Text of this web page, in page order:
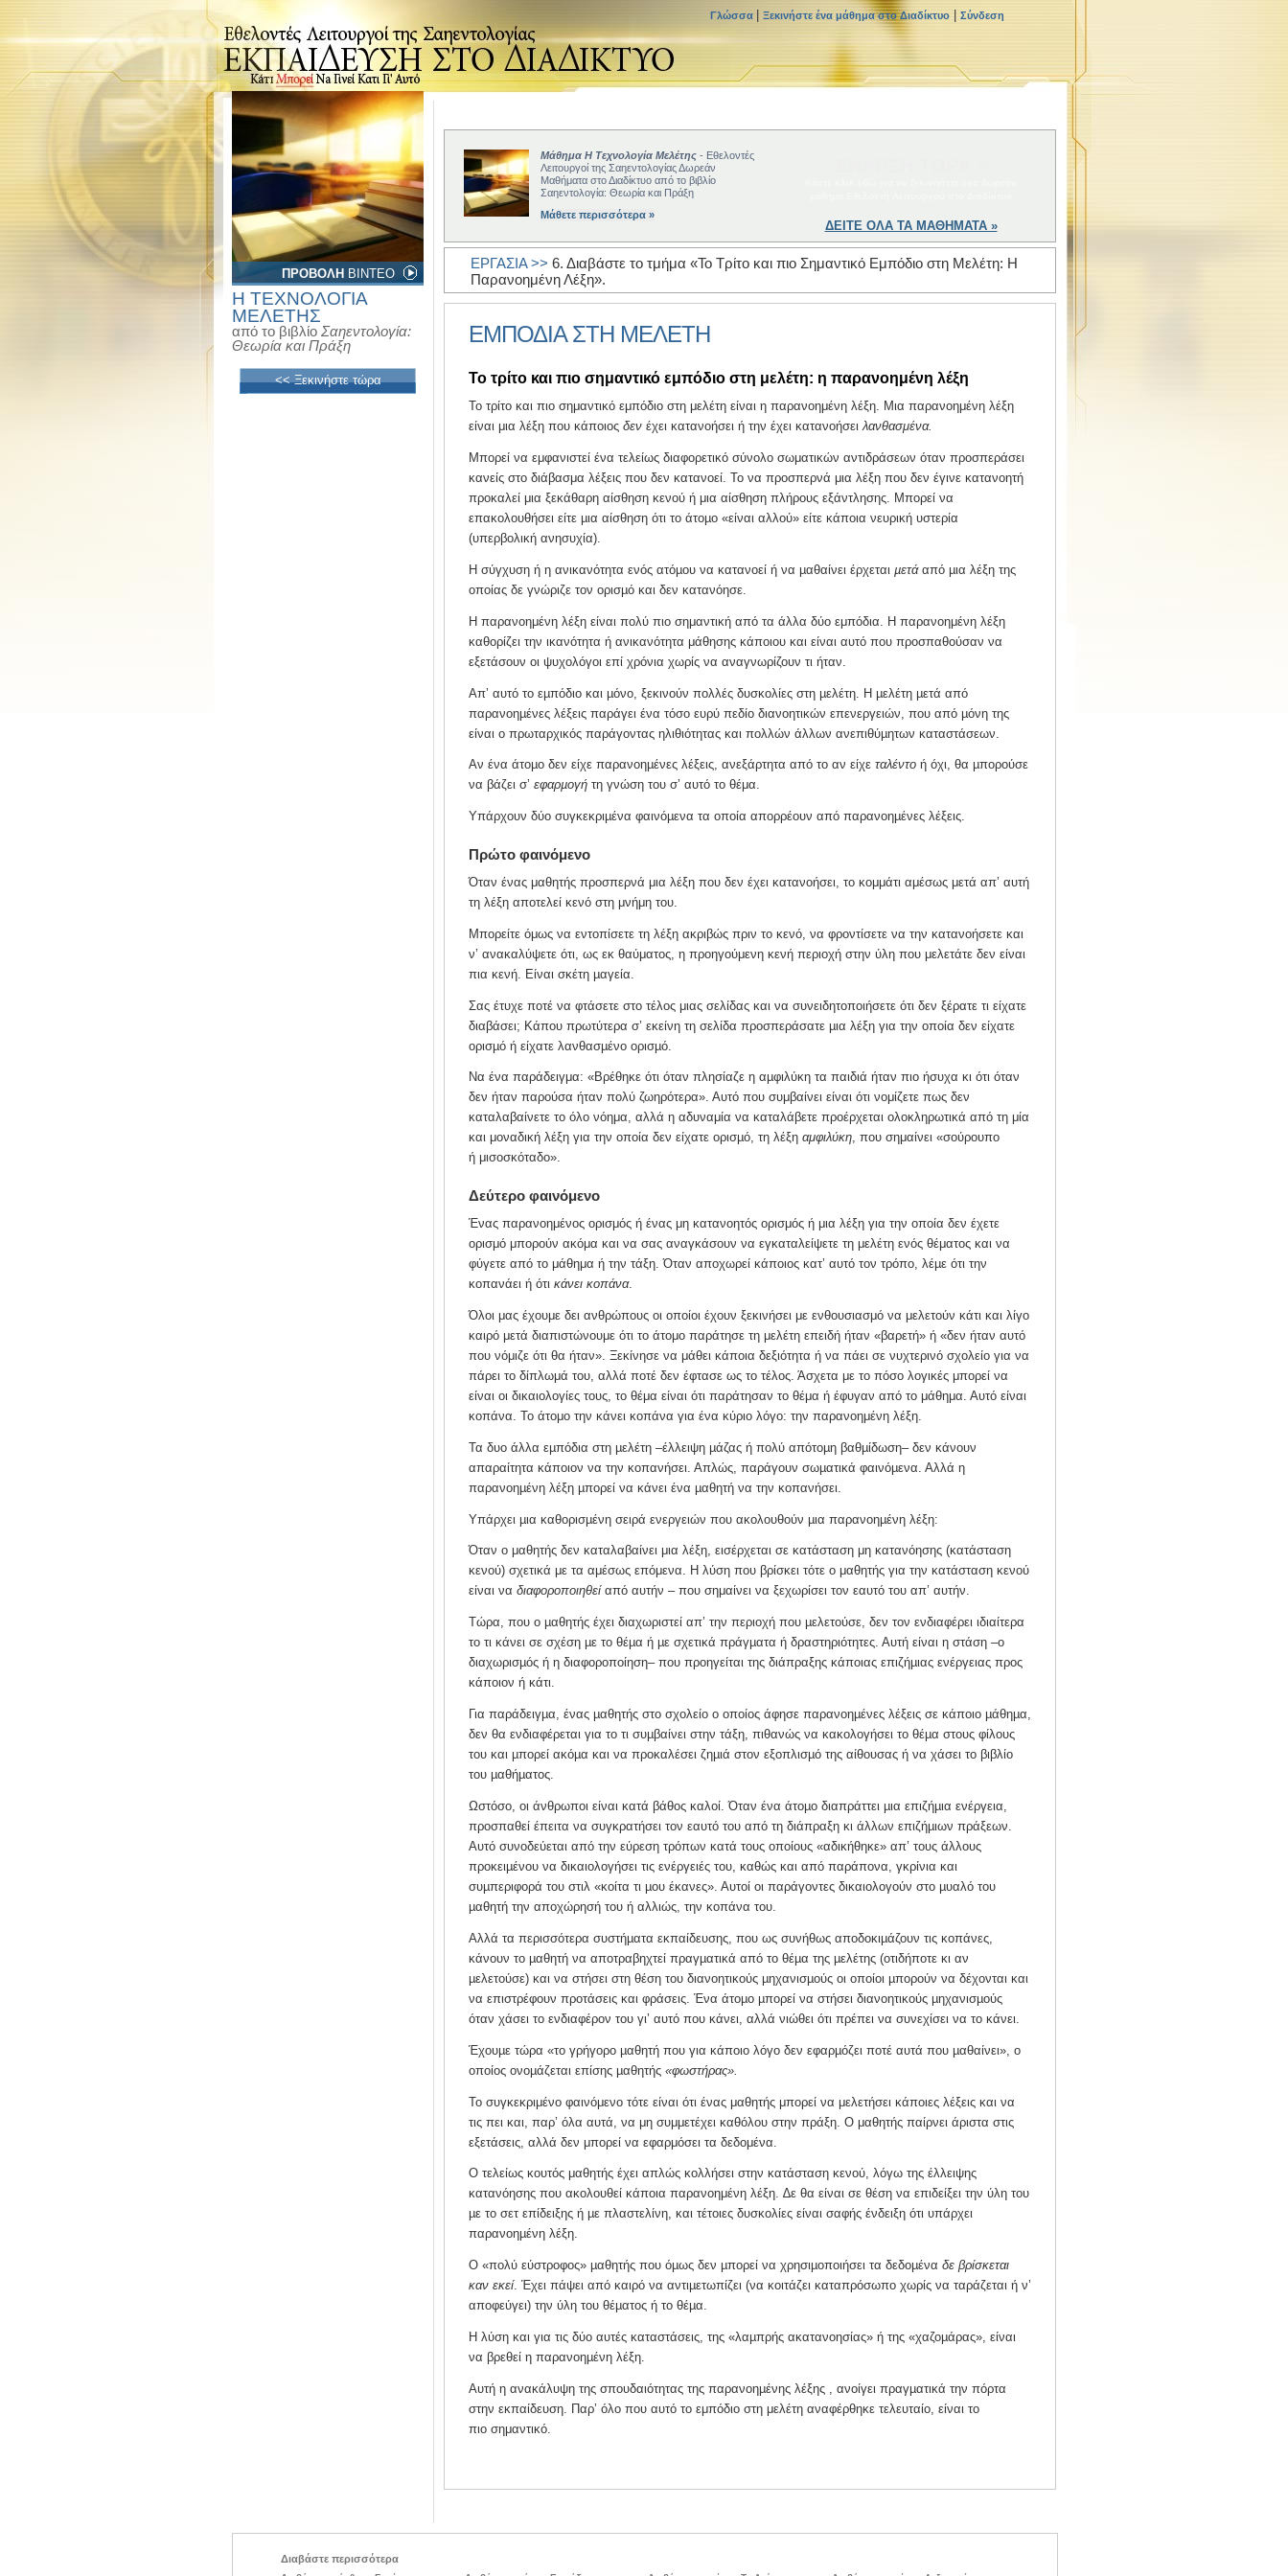
Γλώσσα Ξεκινήστε ένα μάθημα στο Διαδίκτυο Σύνδεση
ΠΡΟΒΟΛΗ ΒΙΝΤΕΟ
Η ΤΕΧΝΟΛΟΓΙΑ
ΜΕΛΕΤΗΣ
από το βιβλίο Σαηεντολογία:
Θεωρία και Πράξη
<< Ξεκινήστε τώρα
Μάθημα Η Τεχνολογία Μελέτης - Εθελοντές
Λειτουργοί της Σαηεντολογίας Δωρεάν
Μαθήματα στο Διαδίκτυο από το βιβλίο
Σαηεντολογία: Θεωρία και Πράξη
Μάθετε περισσότερα »
ΔΕΙΤΕ ΟΛΑ ΤΑ ΜΑΘΗΜΑΤΑ »
ΕΡΓΑΣΙΑ >> 6. Διαβάστε το τμήμα «Το Τρίτο και πιο Σημαντικό Εμπόδιο στη Μελέτη: Η
Παρανοημένη Λέξη».
ΕΜΠΟΔΙΑ ΣΤΗ ΜΕΛΕΤΗ
Το τρίτο και πιο σημαντικό εμπόδιο στη μελέτη: η παρανοημένη λέξη
Το τρίτο και πιο σημαντικό εμπόδιο στη μελέτη είναι η παρανοημένη λέξη. Μια παρανοημένη λέξη
είναι μια λέξη που κάποιος δεν έχει κατανοήσει ή την έχει κατανοήσειλανθασμένα.
Μπορεί να εμφανιστεί ένα τελείως διαφορετικό σύνολο σωματικών αντιδράσεων όταν προσπεράσει
κανείς στο διάβασμα λέξεις που δεν κατανοεί. Το να προσπερνά μια λέξη που δεν έγινε κατανοητή
προκαλεί μια ξεκάθαρη αίσθηση κενού ή μια αίσθηση πλήρους εξάντλησης. Μπορεί να
επακολουθήσει είτε µια αίσθηση ότι το άτοµο «είναι αλλού» είτε κάποια νευρική υστερία
(υπερβολική ανησυχία).
Η σύγχυση ή η ανικανότητα ενός ατόµου να κατανοεί ή να µαθαίνει έρχεται µετάαπό µια λέξη της
οποίας δε γνώριζε τον ορισµό και δεν κατανόησε.
Η παρανοημένη λέξη είναι πολύ πιο σημαντική από τα άλλα δύο εμπόδια. Η παρανοημένη λέξη
καθορίζει την ικανότητα ή ανικανότητα μάθησης κάποιου και είναι αυτό που προσπαθούσαν να
εξετάσουν οι ψυχολόγοι επί χρόνια χωρίς να αναγνωρίζουν τι ήταν.
Απ’ αυτό το εµπόδιο και µόνο, ξεκινούν πολλές δυσκολίες στη µελέτη. Η µελέτη µετά από
παρανοηµένες λέξεις παράγει ένα τόσο ευρύ πεδίο διανοητικών επενεργειών, που από µόνη της
είναι ο πρωταρχικός παράγοντας ηλιθιότητας και πολλών άλλων ανεπιθύµητων καταστάσεων.
Αν ένα άτοµο δεν είχε παρανοηµένες λέξεις, ανεξάρτητα από το αν είχε ταλέντο ή όχι, θα µπορούσε
να βάζει σ’ εφαρµογή τη γνώση του σ’ αυτό το θέμα.
Υπάρχουν δύο συγκεκριµένα φαινόµενα τα οποία απορρέουν από παρανοηµένες λέξεις.
Πρώτο φαινόμενο
Όταν ένας μαθητής προσπερνά μια λέξη που δεν έχει κατανοήσει, το κομμάτι αμέσως μετά απ’ αυτή
τη λέξη αποτελεί κενό στη μνήμη του.
Μπορείτε όμως να εντοπίσετε τη λέξη ακριβώς πριν το κενό, να φροντίσετε να την κατανοήσετε και
ν’ ανακαλύψετε ότι, ως εκ θαύματος, η προηγούμενη κενή περιοχή στην ύλη που μελετάτε δεν είναι
πια κενή. Είναι σκέτη µαγεία.
Σας έτυχε ποτέ να φτάσετε στο τέλος μιας σελίδας και να συνειδητοποιήσετε ότι δεν ξέρατε τι είχατε
διαβάσει; Κάπου πρωτύτερα σ’ εκείνη τη σελίδα προσπεράσατε µια λέξη για την οποία δεν είχατε
ορισµό ή είχατε λανθασµένο ορισµό.
Να ένα παράδειγμα: «Βρέθηκε ότι όταν πλησίαζε η αµφιλύκη τα παιδιά ήταν πιο ήσυχα κι ότι όταν
δεν ήταν παρούσα ήταν πολύ ζωηρότερα». Αυτό που συμβαίνει είναι ότι νομίζετε πως δεν
καταλαβαίνετε το όλο νόημα, αλλά η αδυναμία να καταλάβετε προέρχεται ολοκληρωτικά από τη μία
και μοναδική λέξη για την οποία δεν είχατε ορισµό, τη λέξη αμφιλύκη, που σημαίνει «σούρουπο
ή μισοσκόταδο».
Δεύτερο φαινόμενο
Ένας παρανοημένος ορισμός ή ένας μη κατανοητός ορισμός ή μια λέξη για την οποία δεν έχετε
ορισμό μπορούν ακόμα και να σας αναγκάσουν να εγκαταλείψετε τη μελέτη ενός θέματος και να
φύγετε από το μάθημα ή την τάξη. Όταν αποχωρεί κάποιος κατ’ αυτό τον τρόπο, λέµε ότι την
κοπανάει ή ότι κάνει κοπάνα.
Όλοι μας έχουμε δει ανθρώπους οι οποίοι έχουν ξεκινήσει με ενθουσιασμό να μελετούν κάτι και λίγο
καιρό μετά διαπιστώνουμε ότι το άτομο παράτησε τη μελέτη επειδή ήταν «βαρετή» ή «δεν ήταν αυτό
που νόμιζε ότι θα ήταν». Ξεκίνησε να μάθει κάποια δεξιότητα ή να πάει σε νυχτερινό σχολείο για να
πάρει το δίπλωμά του, αλλά ποτέ δεν έφτασε ως το τέλος. Άσχετα με το πόσο λογικές μπορεί να
είναι οι δικαιολογίες τους, το θέμα είναι ότι παράτησαν το θέμα ή έφυγαν από το μάθημα. Αυτό είναι
κοπάνα. Το άτομο την κάνει κοπάνα για ένα κύριο λόγο: την παρανοημένη λέξη.
Τα δυο άλλα εµπόδια στη µελέτη –έλλειψη µάζας ή πολύ απότοµη βαθµίδωση– δεν κάνουν
απαραίτητα κάποιον να την κοπανήσει. Απλώς, παράγουν σωµατικά φαινόµενα. Αλλά η
παρανοηµένη λέξη µπορεί να κάνει ένα µαθητή να την κοπανήσει.
Υπάρχει µια καθορισµένη σειρά ενεργειών που ακολουθούν µια παρανοηµένη λέξη:
Όταν ο μαθητής δεν καταλαβαίνει μια λέξη, εισέρχεται σε κατάσταση μη κατανόησης (κατάσταση
κενού) σχετικά με τα αμέσως επόμενα. Η λύση που βρίσκει τότε ο μαθητής για την κατάσταση κενού
είναι να διαφοροποιηθεί από αυτήν – που σημαίνει να ξεχωρίσει τον εαυτό του απ’ αυτήν.
Τώρα, που ο µαθητής έχει διαχωριστεί απ’ την περιοχή που µελετούσε, δεν τον ενδιαφέρει ιδιαίτερα
το τι κάνει σε σχέση µε το θέµα ή µε σχετικά πράγµατα ή δραστηριότητες. Αυτή είναι η στάση –ο
διαχωρισµός ή η διαφοροποίηση– που προηγείται της διάπραξης κάποιας επιζήµιας ενέργειας προς
κάποιον ή κάτι.
Για παράδειγµα, ένας µαθητής στο σχολείο ο οποίος άφησε παρανοηµένες λέξεις σε κάποιο µάθηµα,
δεν θα ενδιαφέρεται για το τι συµβαίνει στην τάξη, πιθανώς να κακολογήσει το θέµα στους φίλους
του και µπορεί ακόµα και να προκαλέσει ζηµιά στον εξοπλισµό της αίθουσας ή να χάσει το βιβλίο
του µαθήµατος.
Ωστόσο, οι άνθρωποι είναι κατά βάθος καλοί. Όταν ένα άτοµο διαπράττει µια επιζήµια ενέργεια,
προσπαθεί έπειτα να συγκρατήσει τον εαυτό του από τη διάπραξη κι άλλων επιζήµιων πράξεων.
Αυτό συνοδεύεται από την εύρεση τρόπων κατά τους οποίους «αδικήθηκε» απ’ τους άλλους
προκειµένου να δικαιολογήσει τις ενέργειές του, καθώς και από παράπονα, γκρίνια και
συµπεριφορά του στιλ «κοίτα τι µου έκανες». Αυτοί οι παράγοντες δικαιολογούν στο µυαλό του
µαθητή την αποχώρησή του ή αλλιώς, την κοπάνα του.
Αλλά τα περισσότερα συστήµατα εκπαίδευσης, που ως συνήθως αποδοκιµάζουν τις κοπάνες,
κάνουν το µαθητή να αποτραβηχτεί πραγµατικά από το θέµα της µελέτης (οτιδήποτε κι αν
µελετούσε) και να στήσει στη θέση του διανοητικούς µηχανισµούς οι οποίοι µπορούν να δέχονται και
να επιστρέφουν προτάσεις και φράσεις. Ένα άτοµο µπορεί να στήσει διανοητικούς µηχανισµούς
όταν χάσει το ενδιαφέρον του γι’ αυτό που κάνει, αλλά νιώθει ότι πρέπει να συνεχίσει να το κάνει.
Έχουµε τώρα «το γρήγορο µαθητή που για κάποιο λόγο δεν εφαρµόζει ποτέ αυτά που µαθαίνει», ο
οποίος ονοµάζεται επίσης µαθητής «φωστήρας».
Το συγκεκριμένο φαινόμενο τότε είναι ότι ένας μαθητής μπορεί να μελετήσει κάποιες λέξεις και να
τις πει και, παρ’ όλα αυτά, να μη συμμετέχει καθόλου στην πράξη. Ο μαθητής παίρνει άριστα στις
εξετάσεις, αλλά δεν μπορεί να εφαρμόσει τα δεδομένα.
Ο τελείως κουτός μαθητής έχει απλώς κολλήσει στην κατάσταση κενού, λόγω της έλλειψης
κατανόησης που ακολουθεί κάποια παρανοημένη λέξη. ∆ε θα είναι σε θέση να επιδείξει την ύλη του
µε το σετ επίδειξης ή µε πλαστελίνη, και τέτοιες δυσκολίες είναι σαφής ένδειξη ότι υπάρχει
παρανοηµένη λέξη.
Ο «πολύ εύστροφος» µαθητής που όµως δεν µπορεί να χρησιµοποιήσει τα δεδοµένα δε βρίσκεται
καν εκεί. Έχει πάψει από καιρό να αντιµετωπίζει (να κοιτάζει καταπρόσωπο χωρίς να ταράζεται ή ν’
αποφεύγει) την ύλη του θέµατος ή το θέµα.
Η λύση και για τις δύο αυτές καταστάσεις, της «λαµπρής ακατανοησίας» ή της «χαζοµάρας», είναι
να βρεθεί η παρανοηµένη λέξη.
Αυτή η ανακάλυψη της σπουδαιότητας της παρανοηµένης λέξης , ανοίγει πραγµατικά την πόρτα
στην εκπαίδευση. Παρ’ όλο που αυτό το εμπόδιο στη μελέτη αναφέρθηκε τελευταίο, είναι το
πιο σημαντικό.
Διαβάστε περισσότερα